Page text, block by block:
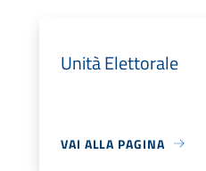
Unità Elettorale
VAI ALLA PAGINA